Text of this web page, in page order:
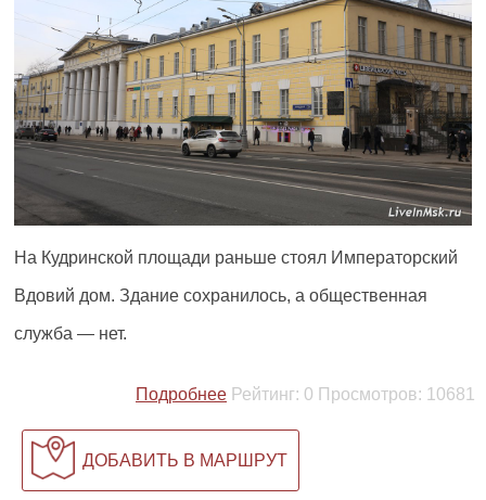
На Кудринской площади раньше стоял Императорский
Вдовий дом. Здание сохранилось, а общественная
служба — нет.
Подробнее Рейтинг: 0 Просмотров: 10681
ДОБАВИТЬ В МАРШРУТ